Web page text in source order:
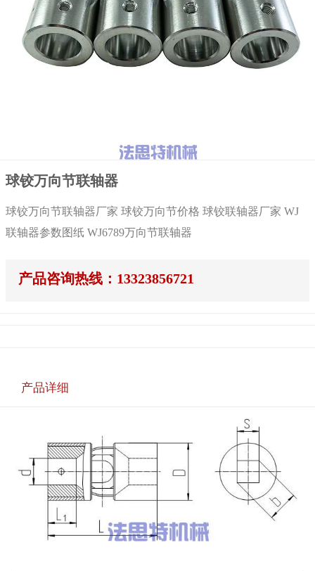
球铰万向节联轴器
球铰万向节联轴器厂家 球铰万向节价格 球铰联轴器厂家 WJ
联轴器参数图纸 WJ6789万向节联轴器
产品咨询热线：13323856721
产品详细